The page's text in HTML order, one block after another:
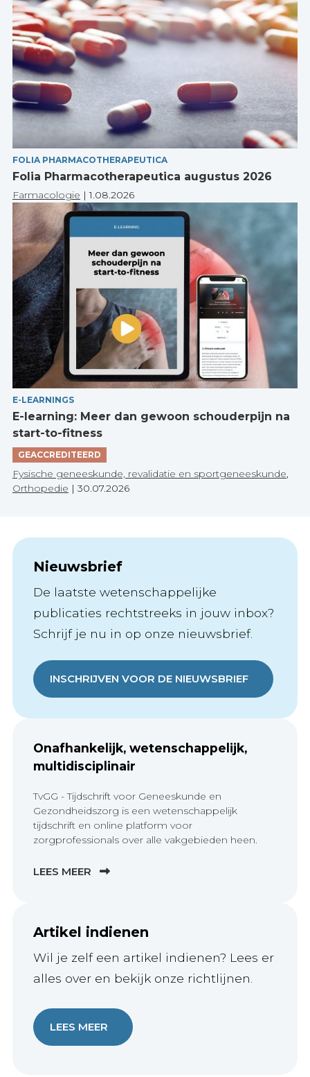
FOLIA PHARMACOTHERAPEUTICA
Folia Pharmacotherapeutica augustus 2026
Farmacologie |1.08.2026
E-LEARNINGS
E-learning: Meer dan gewoon schouderpijn na
start-to-fitness
GEACCREDITEERD
Fysische geneeskunde, revalidatie en sportgeneeskunde
Orthopedie | 30.07.2026
Nieuwsbrief
De laatste wetenschappelijke
publicaties rechtstreeks in jouw inbox?
Schrijf je nu in op onze nieuwsbrief.
INSCHRIJVEN VOOR DE NIEUWSBRIEF
Onafhankelijk, wetenschappelijk,
multidisciplinair
TvGG - Tijdschrift voor Geneeskunde en
Gezondheidszorg is een wetenschappelijk
tijdschrift en online platform voor
zorgprofessionals over alle vakgebieden heen.
LEES MEER
Artikel indienen
Wil je zelf een artikel indienen? Lees er
alles over en bekijk onze richtlijnen.
LEES MEER